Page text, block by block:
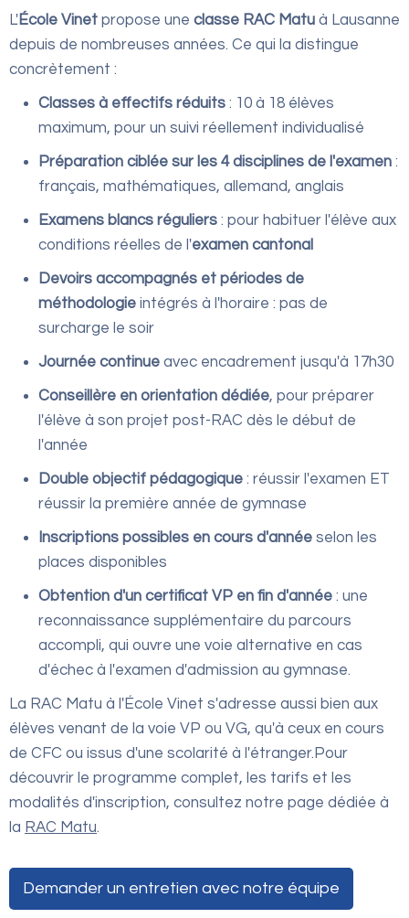
L'École Vinet propose une classe RAC Matu à Lausanne
depuis de nombreuses années. Ce qui la distingue
concrètement :
Classes à effectifs réduits : 10 à 18 élèves
maximum, pour un suivi réellement individualisé
Préparation ciblée sur les 4 disciplines de l'examen :
français, mathématiques, allemand, anglais
Examens blancs réguliers : pour habituer l'élève aux
conditions réelles de l'examen cantonal
Devoirs accompagnés et périodes de
méthodologie intégrés à l'horaire : pas de
surcharge le soir
Journée continue avec encadrement jusqu'à 17h30
Conseillère en orientation dédiée, pour préparer
l'élève à son projet post-RAC dès le début de
l'année
Double objectif pédagogique : réussir l'examen ET
réussir la première année de gymnase
Inscriptions possibles en cours d'année selon les
places disponibles
Obtention d'un certificat VP en fin d'année : une
reconnaissance supplémentaire du parcours
accompli, qui ouvre une voie alternative en cas
d'échec à l'examen d'admission au gymnase.
La RAC Matu à l'École Vinet s'adresse aussi bien aux
élèves venant de la voie VP ou VG, qu'à ceux en cours
de CFC ou issus d'une scolarité à l'étranger.Pour
découvrir le programme complet, les tarifs et les
modalités d'inscription, consultez notre page dédiée à
la RAC Matu.
Demander un entretien avec notre équipe